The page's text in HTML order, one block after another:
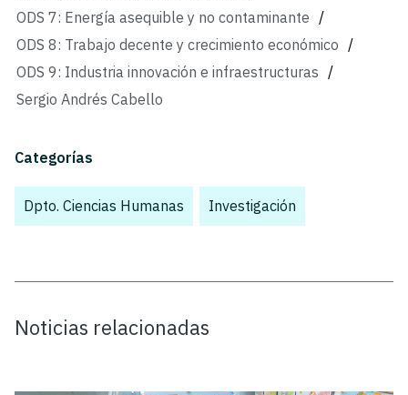
ODS 7: Energía asequible y no contaminante /
ODS 8: Trabajo decente y crecimiento económico /
ODS 9: Industria innovación e infraestructuras /
Sergio Andrés Cabello
Categorías
Dpto. Ciencias Humanas Investigación
Noticias relacionadas